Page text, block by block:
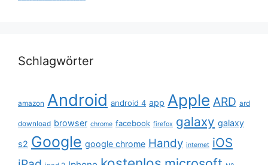
Schlagwörter
amazon Android android 4 app Apple ARD ard
download browser chrome facebook firefox galaxy galaxy
s2 Google google chrome Handy internet iOS